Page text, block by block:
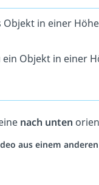
Objekt in einer
ein Objekt in einer
nach unten
aus einem